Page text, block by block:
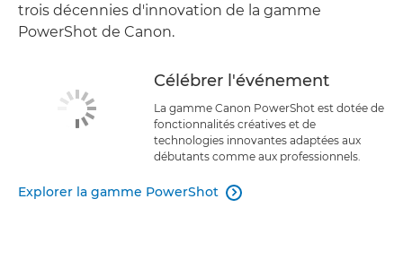
trois décennies d'innovation de la gamme
PowerShot de Canon.
Célébrer l'événement
La gamme Canon PowerShot est dotée de
fonctionnalités créatives et de
technologies innovantes adaptées aux
débutants comme aux professionnels.
Explorer la gamme PowerShot 